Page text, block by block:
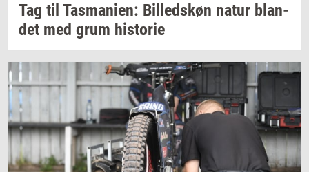
Tag til Tas­ma­ni­en: Bil­leds­køn natur blan­
det med grum hi­sto­rie